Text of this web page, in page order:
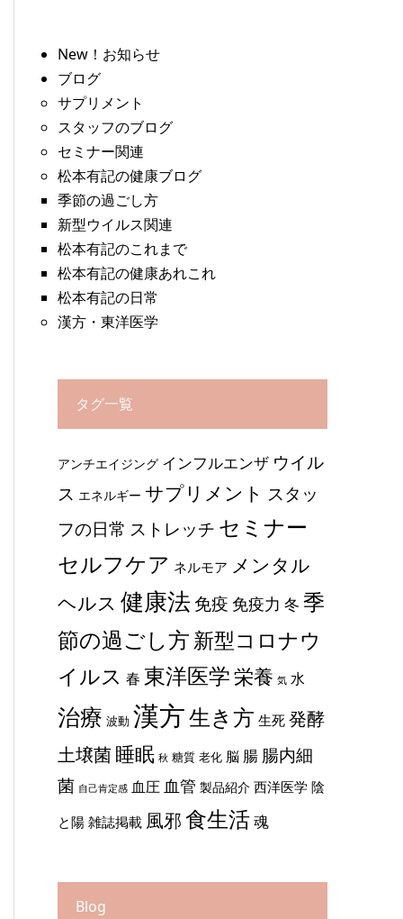
New！お知らせ
ブログ
サプリメント
スタッフのブログ
セミナー関連
松本有記の健康ブログ
季節の過ごし方
新型ウイルス関連
松本有記のこれまで
松本有記の健康あれこれ
松本有記の日常
漢方・東洋医学
タグ一覧
アンチエイジング インフルエンザ ウイル
ス エネルギー サプリメント スタッ
フの日常 ストレッチ セミナー
セルフケア ネルモア メンタル
ヘルス 健康法免疫 免疫力 冬 季
節の過ごし方新型コロナウ
イルス 春 東洋医学栄養 気 水
治療 波動 漢方生き方 生死発酵
土壌菌睡眠 秋 糖質 老化 脳 腸 腸内細
菌 自己肯定感 血圧 血管 製品紹介 西洋医学陰
と陽雑誌掲載 風邪食生活魂
Blog